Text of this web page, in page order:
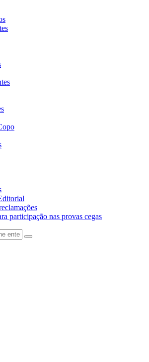
participação nas provas cegas